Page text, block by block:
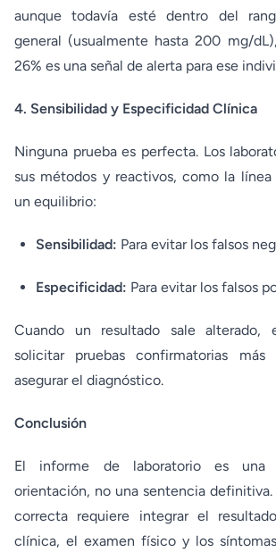
aunque todavía esté dentro del
general (usualmente hasta 200 mg/
26% es una señal de alerta para ese
4. Sensibilidad y Especificidad Clínica
Ninguna prueba es perfecta. Los
sus métodos y reactivos, como la línea
un equilibrio:
Sensibilidad: Para evitar los falsos
Especificidad: Para evitar los falsos
Cuando un resultado sale alterado,
solicitar pruebas confirmatorias más
asegurar el diagnóstico.
Conclusión
El informe de laboratorio es una
orientación, no una sentencia
correcta requiere integrar el
clínica, el examen físico y los